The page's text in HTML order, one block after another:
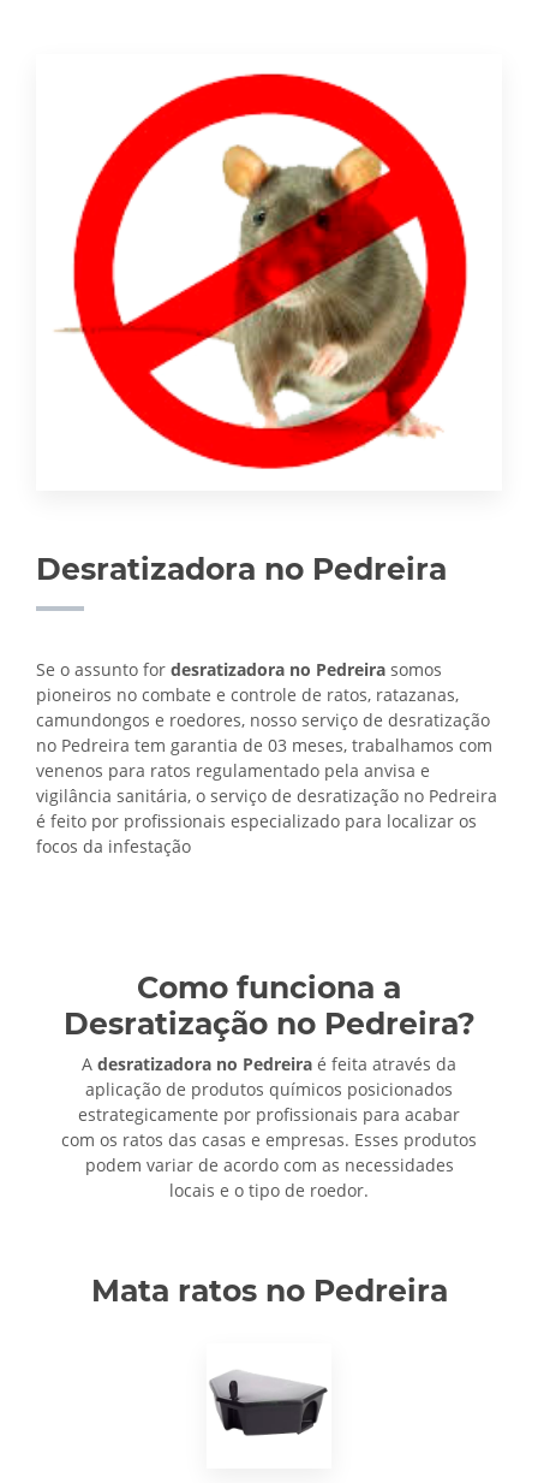
Desratizadora no Pedreira
Se o assunto for desratizadora no Pedreira somos
pioneiros no combate e controle de ratos, ratazanas,
camundongos e roedores, nosso serviço de desratização
no Pedreira tem garantia de 03 meses, trabalhamos com
venenos para ratos regulamentado pela anvisa e
vigilância sanitária, o serviço de desratização no Pedreira
é feito por profissionais especializado para localizar os
focos da infestação
Como funciona a
Desratização no Pedreira?
A desratizadora no Pedreira é feita através da
aplicação de produtos químicos posicionados
estrategicamente por profissionais para acabar
com os ratos das casas e empresas. Esses produtos
podem variar de acordo com as necessidades
locais e o tipo de roedor.
Mata ratos no Pedreira